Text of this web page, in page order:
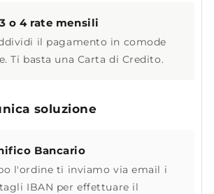
o 4 rate mensili
il pagamento in comode
Ti basta una Carta di Credito.
soluzione
Bancario
l'ordine ti inviamo via email i
IBAN per effettuare il